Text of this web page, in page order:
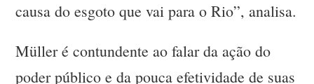
causa do esgoto que vai para o Rio”, analisa.
Müller é contundente ao falar da ação do
poder público e da pouca efetividade de suas